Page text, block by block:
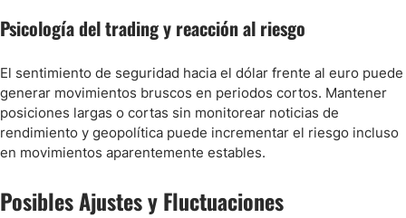
Psicología del trading y reacción al riesgo
El sentimiento de seguridad hacia el dólar frente al euro puede
generar movimientos bruscos en periodos cortos. Mantener
posiciones largas o cortas sin monitorear noticias de
rendimiento y geopolítica puede incrementar el riesgo incluso
en movimientos aparentemente estables.
Posibles Ajustes y Fluctuaciones